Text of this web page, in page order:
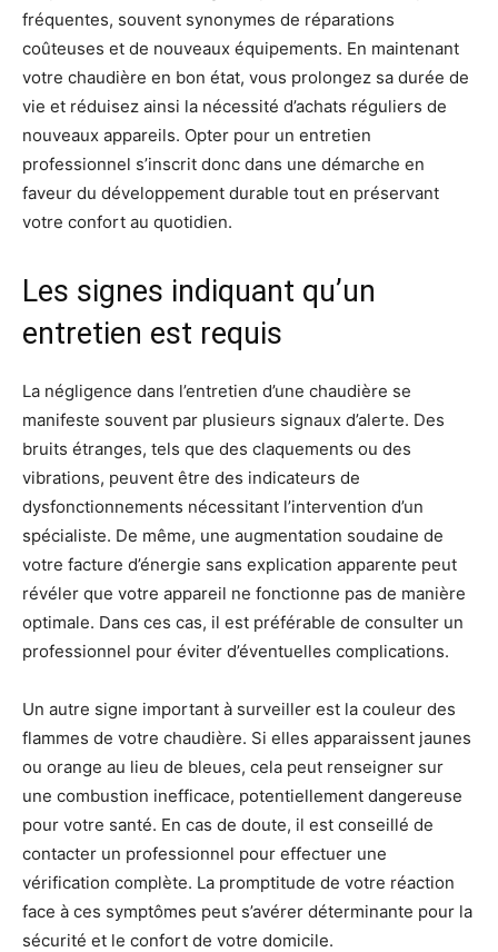
fréquentes, souvent synonymes de réparations
coûteuses et de nouveaux équipements. En maintenant
votre chaudière en bon état, vous prolongez sa durée de
vie et réduisez ainsi la nécessité d’achats réguliers de
nouveaux appareils. Opter pour un entretien
professionnel s’inscrit donc dans une démarche en
faveur du développement durable tout en préservant
votre confort au quotidien.
Les signes indiquant qu’un
entretien est requis
La négligence dans l’entretien d’une chaudière se
manifeste souvent par plusieurs signaux d’alerte. Des
bruits étranges, tels que des claquements ou des
vibrations, peuvent être des indicateurs de
dysfonctionnements nécessitant l’intervention d’un
spécialiste. De même, une augmentation soudaine de
votre facture d’énergie sans explication apparente peut
révéler que votre appareil ne fonctionne pas de manière
optimale. Dans ces cas, il est préférable de consulter un
professionnel pour éviter d’éventuelles complications.
Un autre signe important à surveiller est la couleur des
flammes de votre chaudière. Si elles apparaissent jaunes
ou orange au lieu de bleues, cela peut renseigner sur
une combustion inefficace, potentiellement dangereuse
pour votre santé. En cas de doute, il est conseillé de
contacter un professionnel pour effectuer une
vérification complète. La promptitude de votre réaction
face à ces symptômes peut s’avérer déterminante pour la
sécurité et le confort de votre domicile.